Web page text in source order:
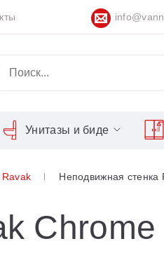
Унитазы и биде
Неподвижная стенка